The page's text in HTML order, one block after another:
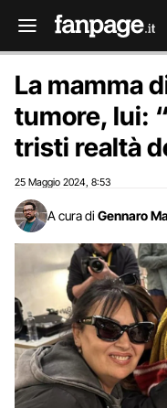
La mamma
tumore, lui:
tristi realtà
25 Maggio 2024 8:53
A cura di Gennaro